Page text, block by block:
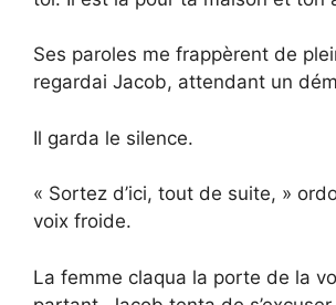
Ses paroles me frappèrent de
regardai Jacob, attendant un
Il garda le silence.
« Sortez d’ici, tout de suite, »
voix froide.
La femme claqua la porte de la